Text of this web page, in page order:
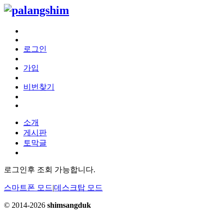
로그인
가입
비번찾기
소개
게시판
토막글
로그인후 조회 가능합니다.
스마트폰 모드|데스크탑 모드
© 2014-2026 shimsangduk